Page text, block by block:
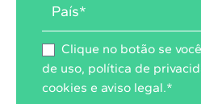
Clique no botão se
de uso, política de
cookies e aviso legal.*